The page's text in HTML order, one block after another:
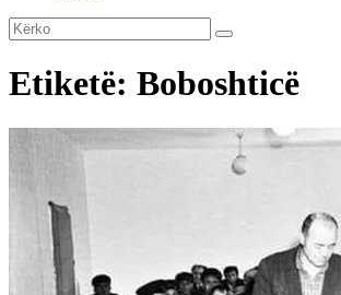
Etiketë: Boboshticë